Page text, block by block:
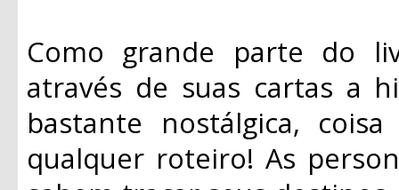
Como grande parte do
através de suas cartas a
bastante nostálgica,
qualquer roteiro! As